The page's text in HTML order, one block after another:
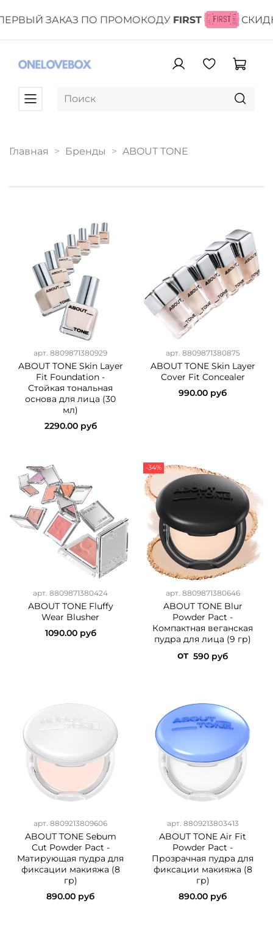
ЗАКАЗ ПО ПРОМОКОДУFIRST
Главная Бренды ABOUT TONE
арт. 8809871380929
ABOUT TONE Skin Layer
Fit Foundation -
Стойкая тональная
основа для лица (30
мл)
2290.00 руб
арт. 8809871380875
ABOUT TONE Skin Layer
Cover Fit Concealer
990.00 руб
арт. 8809871380424
ABOUT TONE Fluffy
Wear Blusher
1090.00 руб
-34%
арт. 8809871380646
ABOUT TONE Blur
Powder Pact -
Компактная веганская
пудра для лица (9 гр)
от 590 руб
арт. 8809213809606
ABOUT TONE Sebum
Cut Powder Pact -
Матирующая пудра для
фиксации макияжа (8
гр)
890.00 руб
арт. 8809213803413
ABOUT TONE Air Fit
Powder Pact -
Прозрачная пудра для
фиксации макияжа (8
гр)
890.00 руб